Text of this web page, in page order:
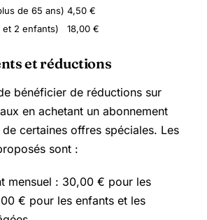
de 65 ans) 4,50 €
et 2 enfants)
18,00 €
et réductions
bénéficier de réductions sur
en achetant un abonnement
certaines offres spéciales. Les
sont :
mensuel : 30,00 € pour les
€ pour les enfants et les